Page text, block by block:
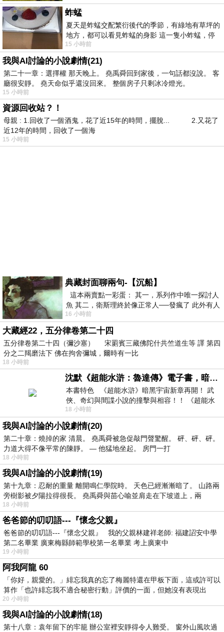
蚱蜢
夏天是蚱蜢交配繁衍後代的季節，有綠地有草坪的
地方，都可以看見蚱蜢的身影 這一隻小蚱蜢，停
在車頂上，怎麼樣小心驅趕，都無動
15 小時前
我與AI討論的小說劇情(21)
第二十一章：選擇權 那天晚上。 堯禹舜回到家後，一句話都沒說。 客
廳很安靜。 堯天命似乎還沒回來。 整個房子只剩冰冷燈光。
15 小時前
資源回收站？！
母親 : 1.回收了一個酒鬼，花了近15年的時間，擺脫... 2.又花了
近12年的時間，回收了一個海
15 小時前
典藏封面聊兩句-【沉船】
這本兩賣點一彩蛋： 其一，系列作中唯一探討人
魚 其二，衛斯理終於像正常人──發瘋了 此外有人
在南極打死北極熊（@《地心
16 小時前
大藏經22，五分律卷第二十四
五分律卷第二十四（彌沙塞） 宋罽賓三藏佛陀什共竺道生等 譯 第四
分之二羯磨法下 佛在拘舍彌城，爾時有一比
18 小時前
沈默《超能水滸：魯達傳》電子書，暗黑宇宙新章，一一五年八月璀璨上架！
本書特色 《超能水滸》暗黑宇宙新章再開！ 武
俠、奇幻與間諜小說的撞擊與相容！！ 《超能水
滸》系列第四部變幻登場
18 小時前
我與AI討論的小說劇情(20)
第二十章：燒掉的家 清晨。 堯禹舜被急促敲門聲驚醒。 砰、砰、砰。
力道大得不像平常的陳靜。 — 他猛地坐起。 房門一打
18 小時前
我與AI討論的小說劇情(19)
第十九章：忍耐的重量 離開鳴仁學院時。 天色已經漸漸暗了。 山路兩
旁樹影被夕陽拉得很長。 堯禹舜與苗心喻並肩走在下坡道上，兩
18 小時前
爸爸節的叨叨語---『懷念父親』
爸爸節的叨叨語---『懷念父親』 我的父親林建祥老師: 福建詔安中學
第二名畢業 廣東梅縣師範學校第一名畢業 考上廣東中
19 小時前
阿我阿龍 60
「你好，親愛的。」緋忘我真的忘了梅麗特還在甲板下面，這或許可以
算作「也許緋忘我不適合秘密行動」評價的一面，但她沒有表現出
20 小時前
我與AI討論的小說劇情(18)
第十八章：袁年留下的牢籠 辦公室裡安靜得令人難受。 窗外山風吹過